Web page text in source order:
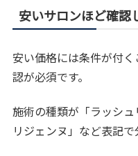
安いサロンほど確認
安い価格には条件が付
認が必須です。
施術の種類が「ラッシ
リジェンヌ」など表記で